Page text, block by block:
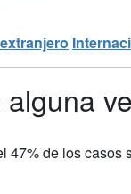
de los